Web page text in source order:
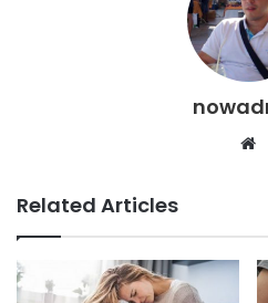
Related Articles